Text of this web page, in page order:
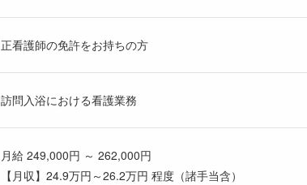
正看護師の免許をお持ちの方
訪問入浴における看護業務
月給 249,000円 ～ 262,000円
【月収】24.9万円～26.2万円 程度（諸手当含）